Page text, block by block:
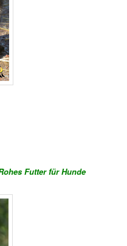
Futter für Hunde